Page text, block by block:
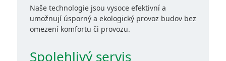
Naše technologie jsou vysoce efektivní a
umožnují úsporný a ekologický provoz budov bez
omezení komfortu či provozu.
Spolehlivý servis